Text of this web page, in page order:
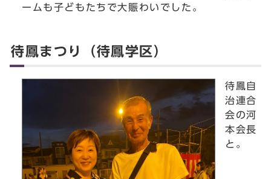
ームも子どもたちで大賑わいでした。
待鳳まつり（待鳳学区）
待鳳自
治連合
会の河
本会長
と。